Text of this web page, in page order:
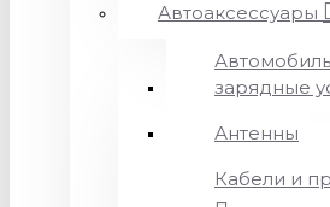
Автоаксессуары
зарядные
Антенны
Кабели и